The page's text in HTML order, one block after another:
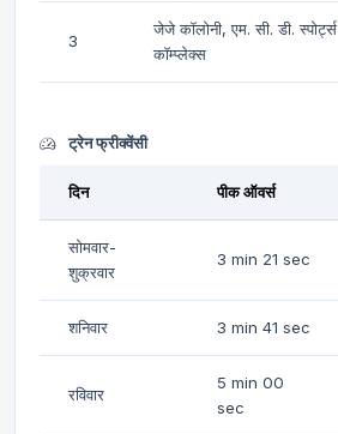
3
जेजे कॉलोनी, एम. सी. डी. स्पोर्ट्स
कॉम्प्लेक्स
ट्रेन फ्रीक्वेंसी
दिन पीक ऑवर्स
सोमवार-
शुक्रवार
3 min 21 sec
शनिवार 3 min 41 sec
रविवार
5 min 00
sec